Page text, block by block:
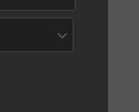
14 15
16